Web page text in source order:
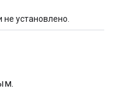
не установлено.